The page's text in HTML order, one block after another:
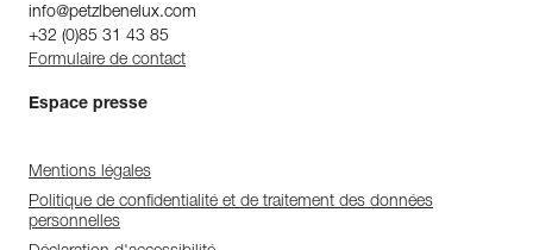
info@petzlbenelux.com
+32 (0)85 31 43 85
Formulaire de contact
Espace presse
Mentions légales
Politique de confidentialité et de traitement des données
personnelles